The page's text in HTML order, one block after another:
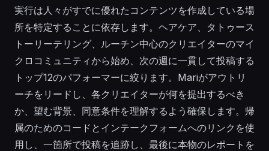
実行は人々がすでに優れたコンテンツを作成している場
所を特定することに依存します。ヘアケア、タトゥース
トーリーテリング、ルーチン中心のクリエイターのマイ
クロコミュニティから始め、次の週に一貫して投稿する
トップ12のパフォーマーに絞ります。Mariがアウトリ
ーチをリードし、各クリエイターが何を提出するべき
か、望む背景、同意条件を理解するよう確保します。帰
属のためのコードとインテークフォームへのリンクを使
用し、一箇所で投稿を追跡し、最後に本物のレポートを